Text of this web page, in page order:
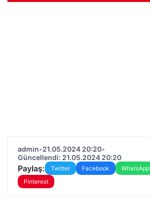
admin•21.05.2024 20:20•
Güncellendi: 21.05.2024 20:20
Paylaş: Twitter Facebook WhatsApp
Pinterest